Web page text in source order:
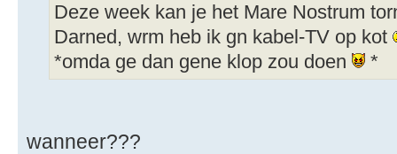
Deze week kan je het Mare Nostrum
Darned, wrm heb ik gn kabel-TV op kot
*omda ge dan gene klop zou doen
*
wanneer???